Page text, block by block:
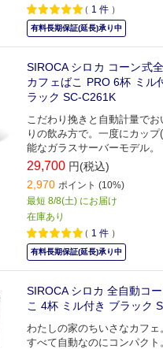
（ 1 件 ）
有料長期保証(延長)承り中
SIROCA シロカ コーン式
カフェばこ PRO 6杯 ミル
ラック SC-C261K
こだわり挽きと自動計量で
りの飲み方で。一度にカッ
能なガラスサーバーモデル。
29,700 円(税込)
2,970 ポイント (10%)
最短 8/8(土) にお届け
在庫あり
（ 1 件 ）
有料長期保証(延長)承り中
SIROCA シロカ 全自動コ
こ 4杯 ミル付き ブラック
わたしの家のちいさなカフ
すべて自動なのにコンパク